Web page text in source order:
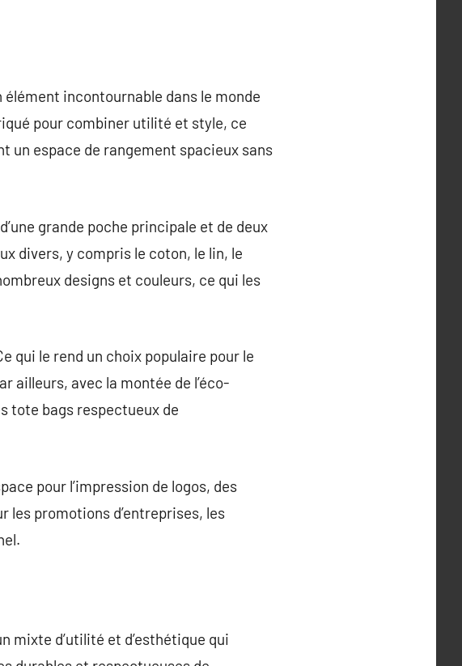
incontournable dans le monde
pour combiner utilité et style, ce
un espace de rangement spacieux sans
grande poche principale et de deux
divers, y compris le coton, le lin, le
designs et couleurs, ce qui les
qui le rend un choix populaire pour le
ailleurs, avec la montée de l’éco-
tote bags respectueux de
pour l’impression de logos, des
les promotions d’entreprises, les
mixte d’utilité et d’esthétique qui